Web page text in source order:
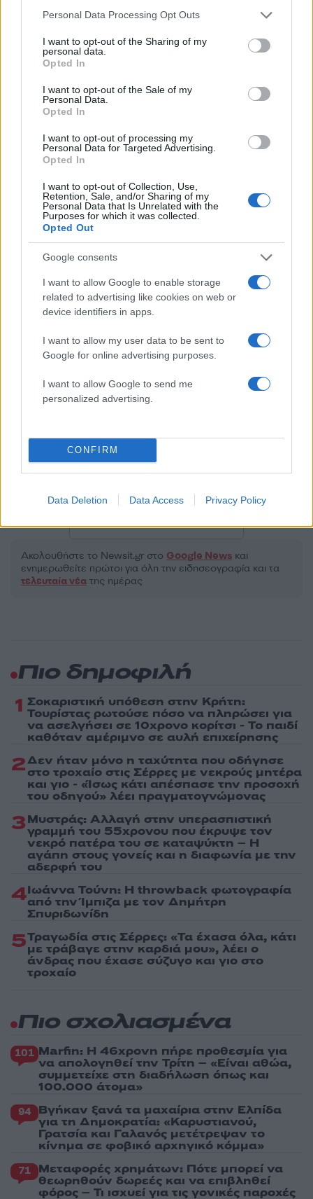
Please note that this website/app uses one or more Google
not limited to your visit or usage behaviour. You may click to
grant or deny consent to Google and its third-party tags to
use your data for below specified purposes in below Google
consent section.
Personal Data Processing Opt Outs
I want to opt-out of the Sharing of my
personal data.
Opted In
I want to opt-out of the Sale of my
Personal Data.
Opted In
I want to opt-out of processing my
Personal Data for Targeted Advertising.
Opted In
I want to opt-out of Collection, Use,
Retention, Sale, and/or Sharing of my
Personal Data that Is Unrelated with the
Purposes for which it was collected.
Opted Out
Google consents
I want to allow Google to enable storage
related to advertising like cookies on web or
device identifiers in apps.
I want to allow my user data to be sent to
Google for online advertising purposes.
I want to allow Google to send me
personalized advertising.
CONFIRM
Data Deletion Data Access Privacy Policy
Σχόλια
Σχολίασε εδώ
2000 /2000
Υποβολή σχολίου
Όροι Χρήσης. Το site προστατεύεται από reCAPTCHA, ισχύουν
Πολιτική Απορρήτου&Όροι Χρήσης
Οικονομία
ESM
ΧΡΕΟΣ
Ακολουθήστε το Νewsit.gr στο Google News και
ενημερωθείτε πρώτοι για όλη την ειδησεογραφία και τα
τελευταία νέα της ημέρας
Συναγερμός στον
πτώμα σε σπηλιά κοντά
στο εκκλησάκι των Αγίων
Ισιδώρων - Φωτογραφίες
έως 9 μποφόρ και
Αττική και Βοιωτία
Πιο δημοφιλή
1 Σοκαριστική υπόθεση στην Κρήτη:
Τουρίστας ρωτούσε πόσο να πληρώσει για
να ασελγήσει σε 10χρονο κορίτσι - Το παιδί
καθόταν αμέριμνο σε αυλή επιχείρησης
2Δεν ήταν μόνο η ταχύτητα που οδήγησε
στο τροχαίο στις Σέρρες με νεκρούς μητέρα
και γιο - «Ίσως κάτι απέσπασε την προσοχή
του οδηγού» λέει πραγματογνώμονας
3Μυστράς: Αλλαγή στην υπερασπιστική
γραμμή του 55χρονου που έκρυψε τον
νεκρό πατέρα του σε καταψύκτη – Η
αγάπη στους γονείς και η διαφωνία με την
αδερφή του
4Ιωάννα Τούνη: Η throwback φωτογραφία
από την Ίμπιζα με τον Δημήτρη
Σπυριδωνίδη
5Τραγωδία στις Σέρρες: «Τα έχασα όλα, κάτι
με τράβαγε στην καρδιά μου», λέει ο
άνδρας που έχασε σύζυγο και γιο στο
τροχαίο
Πιο σχολιασμένα
101 Marfin: Η 46χρονη πήρε προθεσμία για
να απολογηθεί την Τρίτη – «Είναι αθώα,
συμμετείχε στη διαδήλωση όπως και
100.000 άτομα»
94 Βγήκαν ξανά τα μαχαίρια στην Ελπίδα
για τη Δημοκρατία: «Καρυστιανού,
Γρατσία και Γαλανός μετέτρεψαν το
κίνημα σε φοβικό αρχηγικό κόμμα»
71 Μεταφορές χρημάτων: Πότε μπορεί να
θεωρηθούν δωρεές και να επιβληθεί
φόρος – Τι ισχυεί για τις γονικές παροχές